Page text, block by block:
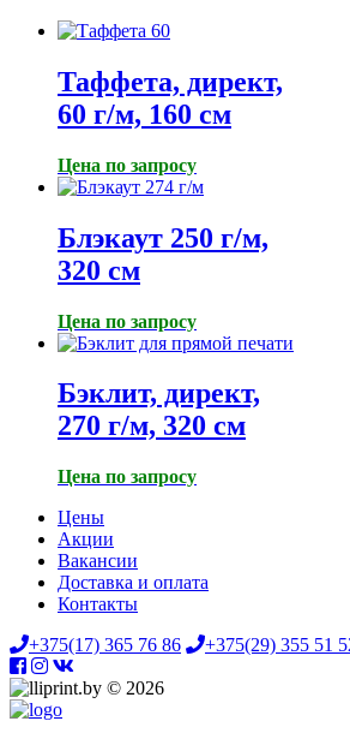
Таффета, директ,
60 г/м, 160 см
Цена по запросу
Блэкаут 250 г/м,
320 см
Цена по запросу
Бэклит, директ,
270 г/м, 320 см
Цена по запросу
Цены
Акции
Вакансии
Доставка и оплата
Контакты
+375(17) 365 76 86
+375(29) 355 51
© 2026